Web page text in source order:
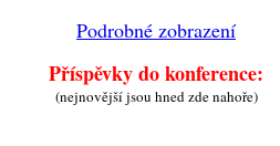
Podrobné zobrazení
Příspěvky do konference:
(nejnovější jsou hned zde nahoře)